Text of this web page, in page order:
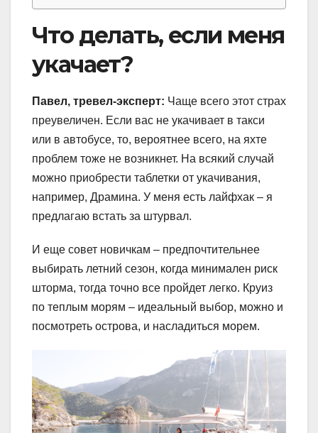
Что делать, если меня
укачает?
Павел, тревел-эксперт: Чаще всего этот страх
преувеличен. Если вас не укачивает в такси
или в автобусе, то, вероятнее всего, на яхте
проблем тоже не возникнет. На всякий случай
можно приобрести таблетки от укачивания,
например, Драмина. У меня есть лайфхак – я
предлагаю встать за штурвал.
И еще совет новичкам – предпочтительнее
выбирать летний сезон, когда минимален риск
шторма, тогда точно все пройдет легко. Круиз
по теплым морям – идеальный выбор, можно и
посмотреть острова, и насладиться морем.